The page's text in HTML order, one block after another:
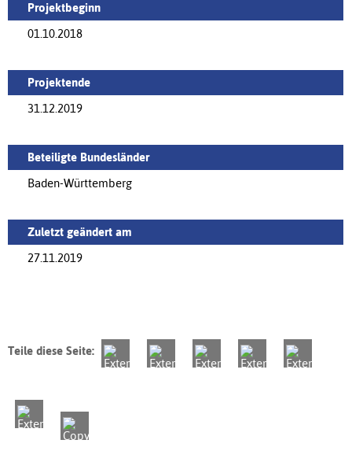
Projektbeginn
01.10.2018
Projektende
31.12.2019
Beteiligte Bundesländer
Baden-Württemberg
Zuletzt geändert am
27.11.2019
Teile diese Seite: